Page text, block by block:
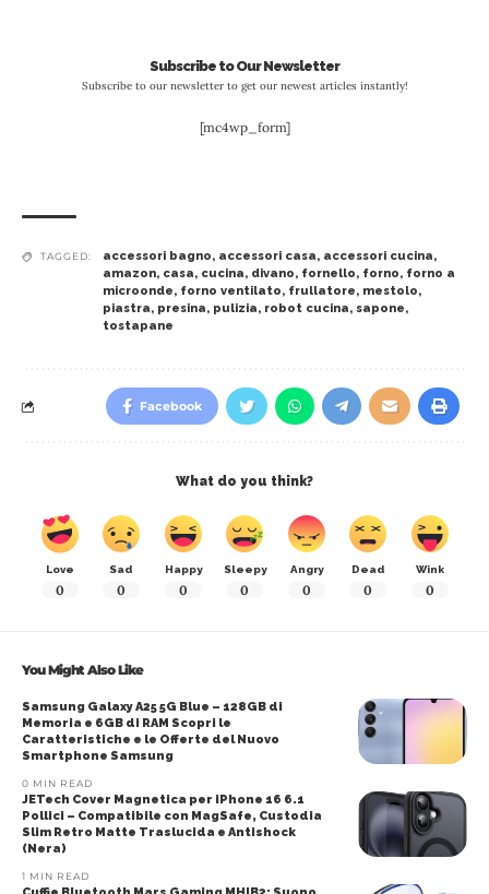
Subscribe to Our Newsletter
Subscribe to our newsletter to get our newest articles instantly!
[mc4wp_form]
TAGGED: accessori bagno, accessori casa, accessori cucina,
amazon, casa, cucina, divano, fornello, forno, forno a
microonde, forno ventilato, frullatore, mestolo,
piastra, presina, pulizia, robot cucina, sapone,
tostapane
Facebook
What do you think?
Love
0
Sad
0
Happy
0
Sleepy
0
Angry
0
Dead
0
Wink
0
You Might Also Like
Samsung Galaxy A25 5G Blue – 128GB di
Memoria e 6GB di RAM Scopri le
Caratteristiche e le Offerte del Nuovo
Smartphone Samsung
0 MIN READ
JETech Cover Magnetica per iPhone 16 6.1
Pollici – Compatibile con MagSafe, Custodia
Slim Retro Matte Traslucida e Antishock
(Nera)
1 MIN READ